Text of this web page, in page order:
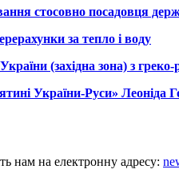
стосовно посадовця
за тепло і воду
(західна зона) з
України-Руси» Леоніда
нам на електронну адресу: